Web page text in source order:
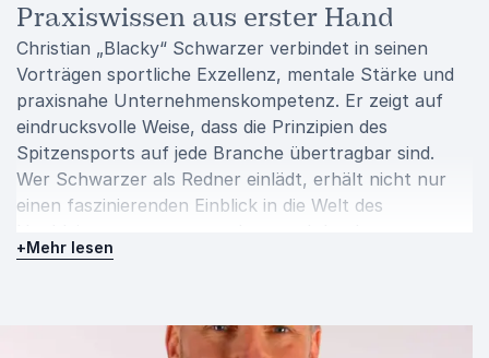
Praxiswissen aus erster Hand
Christian „Blacky“ Schwarzer verbindet in seinen
Vorträgen sportliche Exzellenz, mentale Stärke und
praxisnahe Unternehmenskompetenz. Er zeigt auf
eindrucksvolle Weise, dass die Prinzipien des
Spitzensports auf jede Branche übertragbar sind.
Wer Schwarzer als Redner einlädt, erhält nicht nur
einen faszinierenden Einblick in die Welt des
Strategien für Führung, Motivation und Erfolg im
Die Vortragssprache ist Deutsch. Der Referent reist aus
+Mehr lesen